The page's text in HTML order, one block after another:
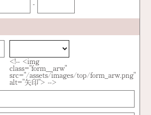
-
<!-- <img
class="form__arw"
src="/assets/images/top/form_arw.png"
alt="矢印"> -->